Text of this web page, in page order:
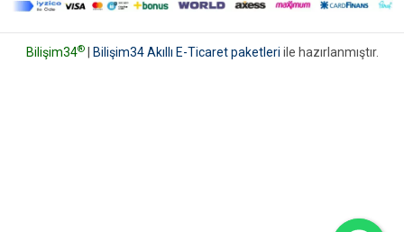
Bilişim34®| Bilişim34 Akıllı E-Ticaret paketleri ile hazırlanmıştır.